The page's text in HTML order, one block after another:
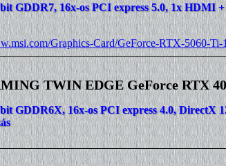
GDDR7, 16x-os PCI express 5.0, 1x HDMI
Graphics-Card/GeForce-RTX-5060-
TWIN EDGE GeForce RTX
GDDR6X, 16x-os PCI express 4.0, DirectX